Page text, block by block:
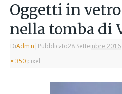
Oggetti in
nella tomba di
DiAdmin | Pubblicato28 Settembre 2016
× 350 pixel